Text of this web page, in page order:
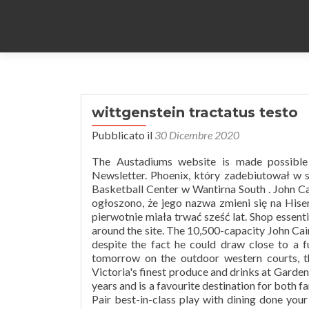
wittgenstein tractatus testo
Pubblicato il 30 Dicembre 2020
The Austadiums website is made possible by displaying some advertisements to our visitors. AAMI Park. Newsletter. Phoenix, który zadebiutował w sezonie NBL 2019–20 , dzieli swój dom z Johnem Cain Arena i State Basketball Center w Wantirna South . John Cain Arena Zone A slice of the Happy Slam . W dniu 12 maja 2008 roku ogłoszono, że jego nazwa zmieni się na Hisense Arena w ramach wartej wiele milionów dolarów transakcji, która pierwotnie miała trwać sześć lat. Shop essentials like sunscreen, Panadol and BandAids at one of the 4 huts located around the site. The 10,500-capacity John Cain Arena is the preferred venue for Australian tennis star Nick Kyrgios - despite the fact he could draw close to a full house at the 14,820-seater Rod Laver Arena. Catch the stars of tomorrow on the outdoor western courts, the stars of today in Margaret Court Arena, or relax with some of Victoria's finest produce and drinks at Garden Square. “John Cain Arena has hosted some enthralling battles over the years and is a favourite destination for both fans and players,” said Australian Open Tournament Director Craig Tiley. Pair best-in-class play with dining done your way, thanks to the food, beverage and shopping available on Grand Slam Oval. Don’t forgot to dress for a day at the tennis, to stay hydrated, bring a hat and wear lots of sunscreen! It is the second-largest . Chemist Warehouse has your health and wellness needs covered at the AO. Kort tenisowy to nawierzchnia GreenSet (w latach 2008-2019 nawierzchnia była z pleksi), a dach jest rozsuwany, co czyni go jednym z nielicznych miejsc, w których można grać w tenisa podczas deszczu. Pomimo wygaśnięcia kontraktu z końcem 2017 roku Hisense Arena pozostała nazwą obiektu jeszcze przez kilka miesięcy, skutecznie za darmo. Open in maps location for John Cain Arena. AO2021 will see The AO Chef Series evolve, as we shift our focus to celebrate all things Victoria. We introduce four exciting chefs from across regional Victoria who are leading the way with sustainable dining, utilising the best of Victorian seasonal, ethically farmed and sourced produce to showcase their unique and innovative dining experiences. Budowa rozpoczęła się pod koniec lat 90. Enjoy all the happiest moments from the Slam, along with access to a slice of Grand Slam Oval. Zwykle był używany tylko do meczów dziennych w pierwszych 10 dniach turnieju. W 2014 roku umowa o nadanie nazwy z międzynarodową firmą Hisense została przedłużona na kolejne trzy lata. Arena była używana do gry w netball w meczach Melbourne Phoenix i Melbourne Kestrels w ramach Commonwealth Bank Trophy . Book online for NBL Cup. Some of the best sights of this year’s Open won’t even be on the court: Artist Community Engagement, or “ACE” is an open-air arts walk celebrating twelve of Australia’s most renowned street artists. Stadion w Melbourne Park, Melbourne CBD, Victoria, Australia, „Hisense Arena” przekierowuje tutaj. XX wieku, a zakończyła się w 2000 roku. Contact details Visit website for NBL Cup. Pierwszy mecz Australian Open rozegrany na tym obiekcie odbył się 15 stycznia 2001 roku i trwał mniej niż dziesięć minut, kiedy Monica Seles awansowała do drugiej rundy po tym, jak Brie Rippner został kontuzjowany w drugim meczu. Największa publiczność koszykarska była 4 grudnia 2016 r. Podczas sezonu NBL 2016-17, kiedy 10 300 fanów zobaczyło, jak Melbourne United pokonało New Zealand Breakers 98–74. Charlie has presented a range of world degustation menus at his Melbourne restaurant. 3 lutego 2020 r. Wiktoriański premier Daniel Andrews ogłosił, że hala zostanie przemianowana na „John Cain Arena” na cześć Johna Caina Jr. , nieżyjącego już premiera stanu Wiktoria, który jest uważany za krytyczną postać w utrzymaniu Australian Open w Melbourne